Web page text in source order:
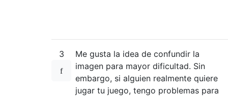
3
Me gusta la idea de confundir la
imagen para mayor dificultad. Sin
embargo, si alguien realmente quiere
jugar tu juego, tengo problemas para